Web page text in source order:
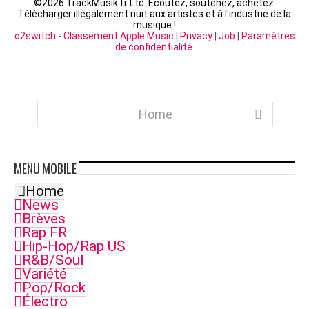
©2026 TrackMusik.fr Ltd. Ecoutez, soutenez, achetez:
Télécharger illégalement nuit aux artistes et à l'industrie de la
musique !
o2switch - Classement Apple Music Privacy| Job
Paramètres
de confidentialité
Home
MENUMOBILE
Home
News
Brèves
Rap FR
Hip-Hop/Rap US
R&B/Soul
Variété
Pop/Rock
Électro